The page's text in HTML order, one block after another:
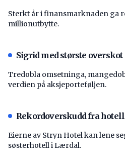
Sterkt år i finansmarknaden ga
millionutbytte.
Sigrid med største
Tredobla omsetninga,
verdien på aksjeporteføljen.
Rekordoverskudd fra hotell
Eierne av Stryn Hotel kan lene
søsterhotell i Lærdal.